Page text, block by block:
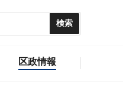
区政情報